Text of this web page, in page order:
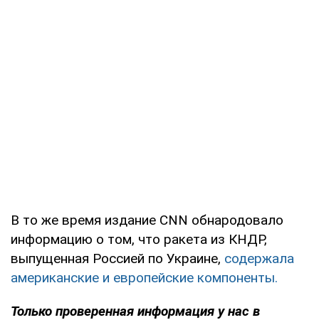
В то же время издание CNN обнародовало
информацию о том, что ракета из КНДР,
выпущенная Россией по Украине, содержала
американские и европейские компоненты.
Только проверенная информация у нас в